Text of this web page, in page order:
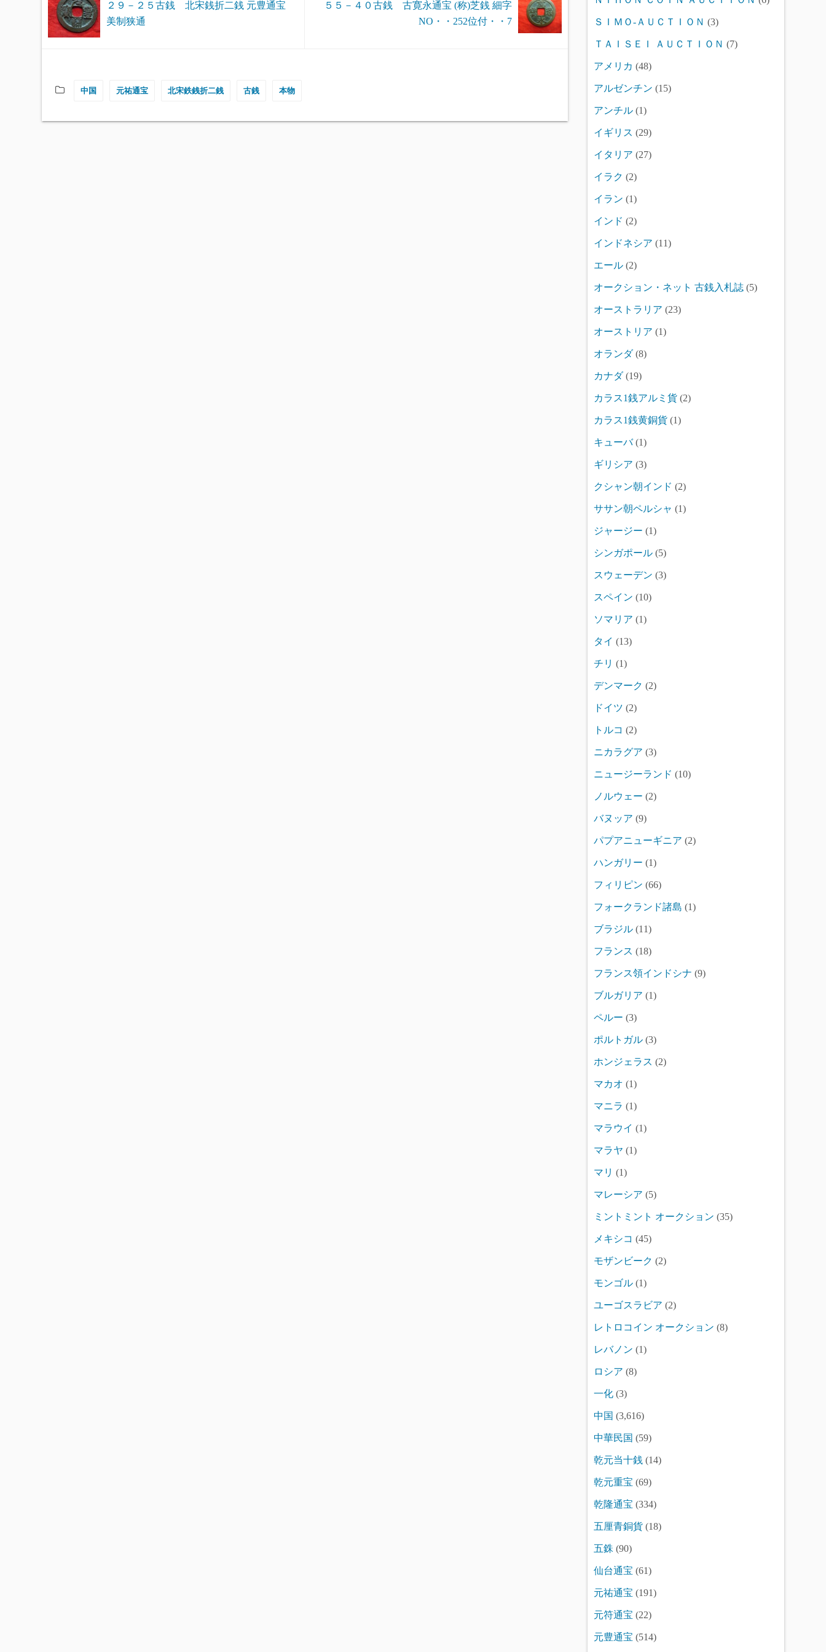
２９－２５古銭 北宋銭折二銭 元豊通宝
美制狭通
５５－４０古銭 古寛永通宝 (称)芝銭 細字
NO・・252位付・・7
中国 元祐通宝 北宋鉄銭折二銭 古銭 本物
ＳＩＭＯ-ＡＵＣＴＩＯＮ (3)
ＴＡＩＳＥＩ ＡＵＣＴＩＯＮ (7)
アメリカ (48)
アルゼンチン (15)
アンチル (1)
イギリス (29)
イタリア (27)
イラク (2)
イラン (1)
インド (2)
インドネシア (11)
エール (2)
オークション・ネット 古銭入札誌 (5)
オーストラリア (23)
オーストリア (1)
オランダ(8)
カナダ(19)
カラス1銭アルミ貨 (2)
カラス1銭黄銅貨 (1)
キューバ(1)
ギリシア (3)
クシャン朝インド (2)
ササン朝ペルシャ (1)
ジャージー (1)
シンガポール (5)
スウェーデン (3)
スペイン (10)
ソマリア (1)
タイ (13)
チリ (1)
デンマーク (2)
ドイツ (2)
トルコ (2)
ニカラグア (3)
ニュージーランド (10)
ノルウェー (2)
バヌッア (9)
パプアニューギニア (2)
ハンガリー (1)
フィリピン (66)
フォークランド諸島 (1)
ブラジル (11)
フランス (18)
フランス領インドシナ (9)
ブルガリア (1)
ペルー (3)
ポルトガル (3)
ホンジェラス (2)
マカオ (1)
マニラ (1)
マラウイ (1)
マラヤ (1)
マリ (1)
マレーシア (5)
ミントミント オークション (35)
メキシコ (45)
モザンビーク (2)
モンゴル (1)
ユーゴスラビア (2)
レトロコイン オークション (8)
レバノン (1)
ロシア (8)
一化 (3)
中国 (3,616)
中華民国 (59)
乾元当十銭 (14)
乾元重宝 (69)
乾隆通宝 (334)
五厘青銅貨 (18)
五銖 (90)
仙台通宝 (61)
元祐通宝 (191)
元符通宝 (22)
元豊通宝 (514)